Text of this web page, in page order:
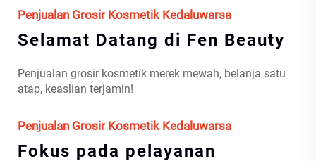
Penjualan Grosir Kosmetik Kedaluwarsa
Selamat Datang di Fen Beauty
Penjualan grosir kosmetik merek mewah, belanja satu
atap, keaslian terjamin!
Penjualan Grosir Kosmetik Kedaluwarsa
Fokus pada pelayanan